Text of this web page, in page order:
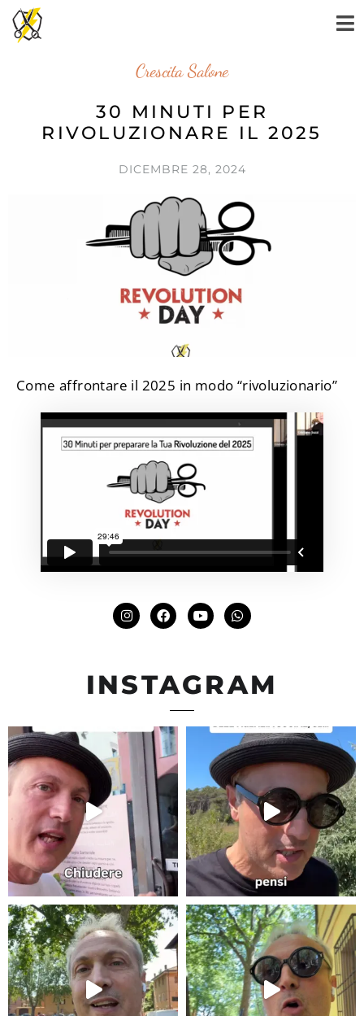
Crescita Salone
30 MINUTI PER
RIVOLUZIONARE IL 2025
DICEMBRE 28, 2024
Come affrontare il 2025 in modo “rivoluzionario”
INSTAGRAM